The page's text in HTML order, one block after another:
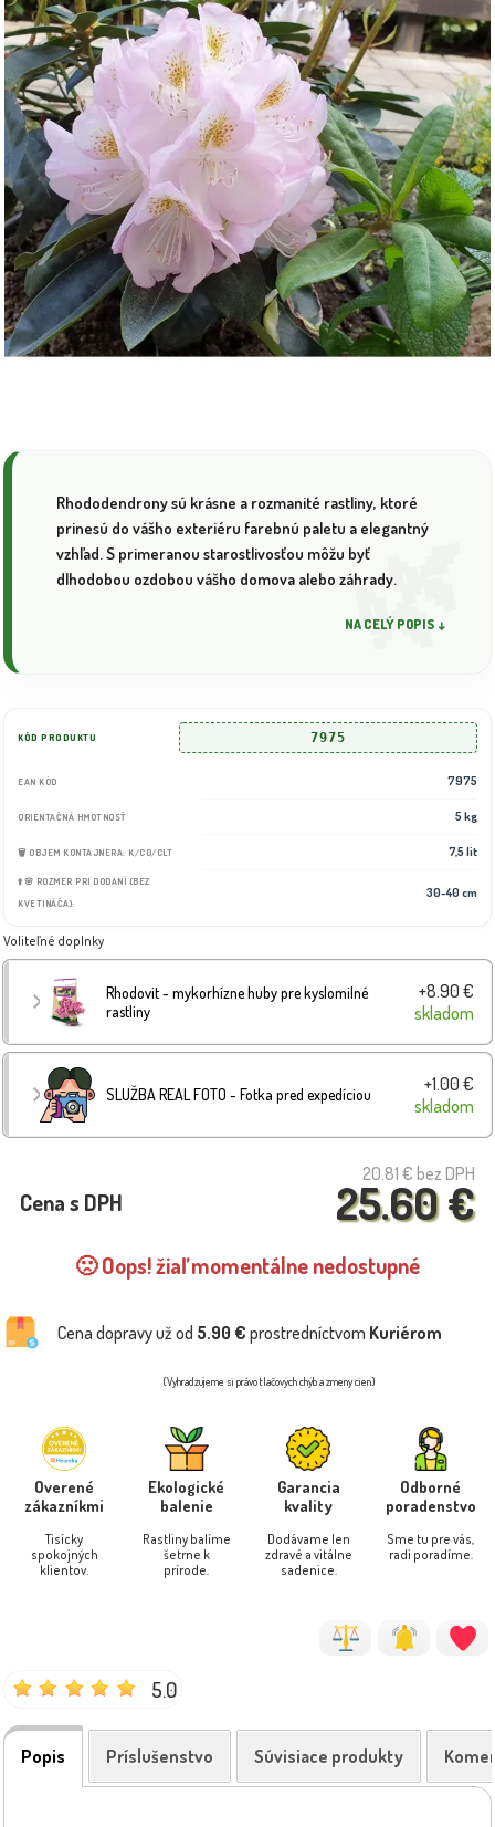
Rhododendrony sú krásne a rozmanité rastliny, ktoré
prinesú do vášho exteriéru farebnú paletu a elegantný
vzhľad. S primeranou starostlivosťou môžu byť
dlhodobou ozdobou vášho domova alebo záhrady.
NA CELÝ POPIS ↓
KÓD PRODUKTU 7975
EAN KÓD 7975
ORIENTAČNÁ HMOTNOSŤ 5 kg
🗑️ OBJEM KONTAJNERA: K/CO/CLT 7,5 lit
⬆️🌸 ROZMER PRI DODANÍ (BEZ
KVETINÁČA):
30-40 cm
Voliteľné doplnky
Rhodovit - mykorhízne huby pre kyslomilné
rastliny
+8.90 €
skladom
SLUŽBA REAL FOTO - Fotka pred expedíciou
+1.00 €
skladom
20.81 € bez DPH
25.60 €
Cena s DPH
🙁 Oops! žiaľ momentálne nedostupné
Cena dopravy už od 5.90 € prostredníctvom Kuriérom
(Vyhradzujeme si právo tlačových chýb a zmeny cien)
Overené
zákazníkmi
Tisícky
spokojných
klientov.
Ekologické
balenie
Rastliny balíme
šetrne k
prírode.
Garancia
kvality
Dodávame len
zdravé a vitálne
sadenice.
Odborné
poradenstvo
Sme tu pre vás,
radi poradíme.
5.0
Popis Príslušenstvo Súvisiace produkty